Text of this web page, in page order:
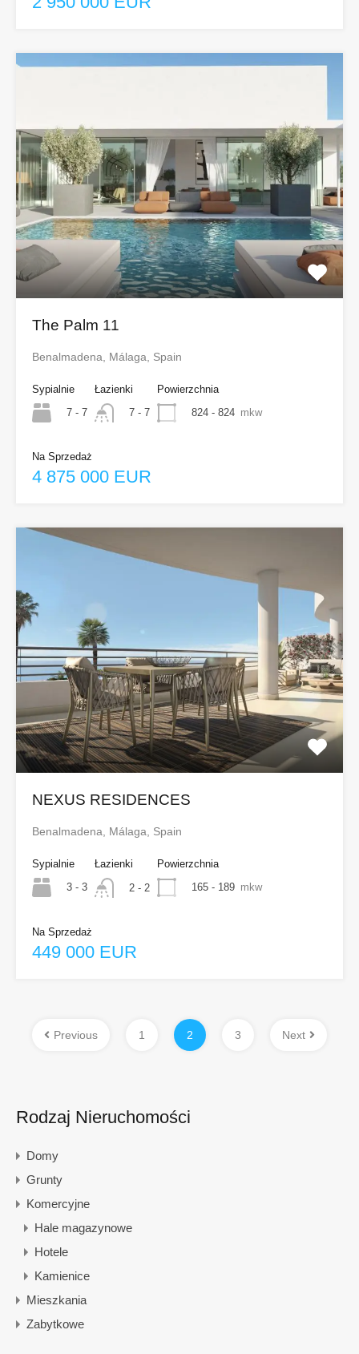
The Palm 11
Benalmadena, Málaga, Spain
Sypialnie
7 - 7
Łazienki
7 - 7
Powierzchnia
824 - 824 mkw
Na Sprzedaż
4 875 000 EUR
NEXUS RESIDENCES
Benalmadena, Málaga, Spain
Sypialnie
3 - 3
Łazienki
2 - 2
Powierzchnia
165 - 189 mkw
Na Sprzedaż
449 000 EUR
Previous 1 2 3 Next
Rodzaj Nieruchomości
Domy
Grunty
Komercyjne
Hale magazynowe
Hotele
Kamienice
Mieszkania
Zabytkowe